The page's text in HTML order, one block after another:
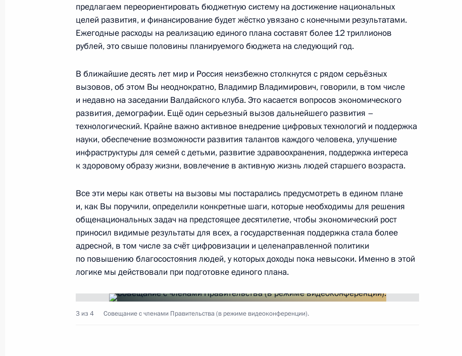
Встреча с членами правления РСПП
21 октября 2020 года, 16:40 Московская область, Ново-Огарёво
Подписан Указ о присвоении звания Героя Труда Российской
Федерации Никите Михалкову
21 октября 2020 года, 10:00
Соболезнования в связи с кончиной Ирины Скобцевой
20 октября 2020 года, 20:45
Телефонный разговор с Президентом Франции Эммануэлем
Макроном
20 октября 2020 года, 18:15
предлагаем переориентировать бюджетную систему на достижение национальных
целей развития, и финансирование будет жёстко увязано с конечными результатами.
Ежегодные расходы на реализацию единого плана составят более 12 триллионов
рублей, это свыше половины планируемого бюджета на следующий год.
В ближайшие десять лет мир и Россия неизбежно столкнутся с рядом серьёзных
вызовов, об этом Вы неоднократно, Владимир Владимирович, говорили, в том числе
и недавно на заседании Валдайского клуба. Это касается вопросов экономического
развития, демографии. Ещё один серьезный вызов дальнейшего развития –
технологический. Крайне важно активное внедрение цифровых технологий и поддержка
науки, обеспечение возможности развития талантов каждого человека, улучшение
инфраструктуры для семей с детьми, развитие здравоохранения, поддержка интереса
к здоровому образу жизни, вовлечение в активную жизнь людей старшего возраста.
Все эти меры как ответы на вызовы мы постарались предусмотреть в едином плане
и, как Вы поручили, определили конкретные шаги, которые необходимы для решения
общенациональных задач на предстоящее десятилетие, чтобы экономический рост
приносил видимые результаты для всех, а государственная поддержка стала более
адресной, в том числе за счёт цифровизации и целенаправленной политики
по повышению благосостояния людей, у которых доходы пока невысоки. Именно в этой
логике мы действовали при подготовке единого плана.
3 из 4 Совещание с членами Правительства (в режиме видеоконференции).